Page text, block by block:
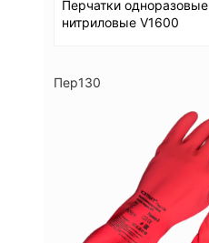
Перчатки одноразовые
нитриловые V1600
Пер130